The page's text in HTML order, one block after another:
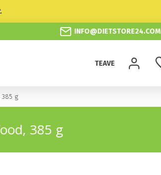
INFO@DIETSTORE24.COM
TEAVE
385 g
385 g